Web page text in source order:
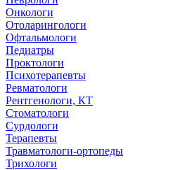
Онкологи
Отоларингологи
Офтальмологи
Педиатры
Проктологи
Психотерапевты
Ревматологи
Рентгенологи, КТ
Стоматологи
Сурдологи
Терапевты
Травматологи-ортопеды
Трихологи